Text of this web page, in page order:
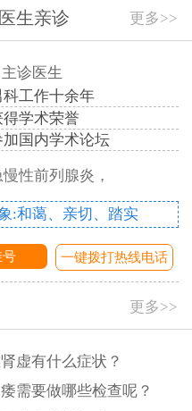
生亲诊 更多>>
主诊医生
科工作十余年
得学术荣誉
加国内学术论坛
慢性前列腺炎，
:和蔼、亲切、踏实
号 一键拨打热线电话
更多>>
虚有什么症状？
需要做哪些检查呢？